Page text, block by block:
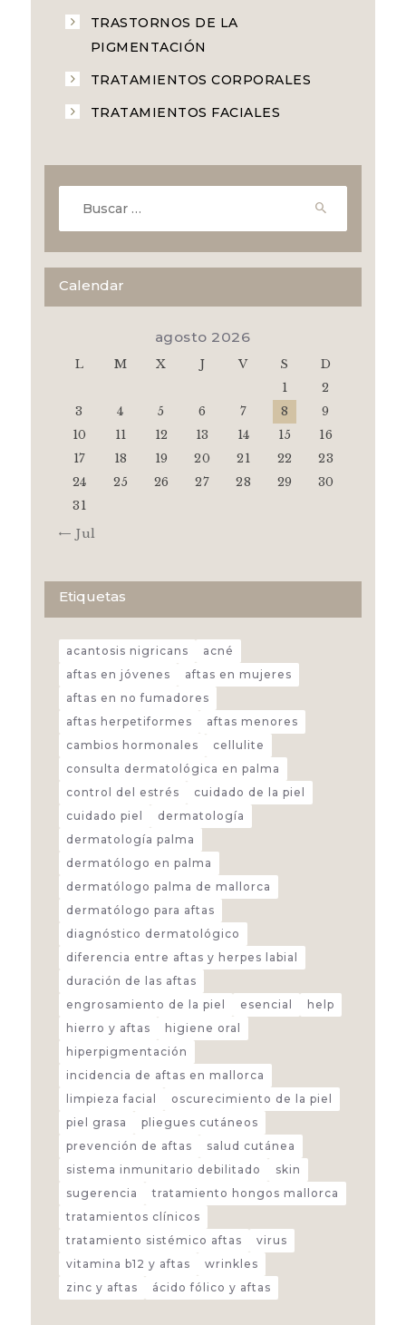
TRASTORNOS DE LA
PIGMENTACIÓN
TRATAMIENTOS CORPORALES
TRATAMIENTOS FACIALES
Calendar
agosto 2026
L M X J V S
D
1
2
3
4 5 6 7 8
9
10
11 12 13 14 15
16
17
18 19 20 21 22
23
24
25 26 27 28 29
30
31
« Jul
Etiquetas
acantosis nigricans
acné
aftas en jóvenes
aftas en mujeres
aftas en no fumadores
aftas herpetiformes
aftas menores
cambios hormonales
cellulite
consulta dermatológica en palma
control del estrés
cuidado de la piel
cuidado piel
dermatología
dermatología palma
dermatólogo en palma
dermatólogo palma de mallorca
dermatólogo para aftas
diagnóstico dermatológico
diferencia entre aftas y herpes labial
duración de las aftas
engrosamiento de la piel
esencial
help
hierro y aftas
higiene oral
hiperpigmentación
incidencia de aftas en mallorca
limpieza facial
oscurecimiento de la piel
piel grasa
pliegues cutáneos
prevención de aftas
salud cutánea
sistema inmunitario debilitado
skin
sugerencia
tratamiento hongos mallorca
tratamientos clínicos
tratamiento sistémico aftas
virus
vitamina b12 y aftas
wrinkles
zinc y aftas
ácido fólico y aftas